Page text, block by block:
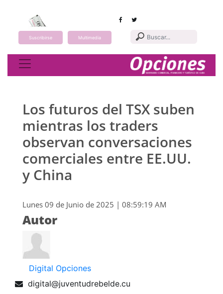
Suscribirse Multimedia
Toggle navigation
Los futuros del TSX suben
mientras los traders
observan conversaciones
comerciales entre EE.UU.
y China
Lunes 09 de Junio de 2025 | 08:59:19 AM
Autor
Digital Opciones
digital@juventudrebelde.cu